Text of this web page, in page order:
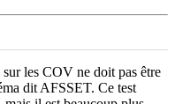
les COV ne doit pas être
dit AFSSET. Ce test